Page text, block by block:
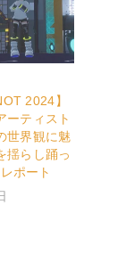
2024】
ーティスト
世界観に魅
揺らし踊っ
ポート